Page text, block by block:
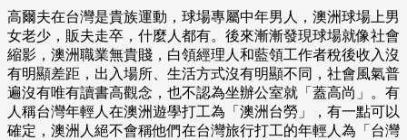
高爾夫在台灣是貴族運動，球場專屬中年男人，澳洲球場上男
女老少，販夫走卒，什麼人都有。後來漸漸發現球場就像社會
縮影，澳洲職業無貴賤，白領經理人和藍領工作者稅後收入沒
有明顯差距，出入場所、生活方式沒有明顯不同，社會風氣普
遍沒有唯有讀書高觀念，也不認為坐辦公室就「蓋高尚」。有
人稱台灣年輕人在澳洲遊學打工為「澳洲台勞」，有一點可以
確定，澳洲人絕不會稱他們在台灣旅行打工的年輕人為「台灣